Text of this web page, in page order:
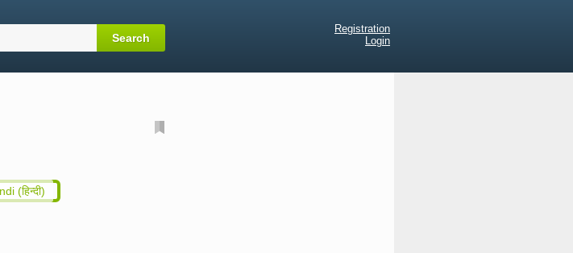
Registration
Login
(हिन्दी)